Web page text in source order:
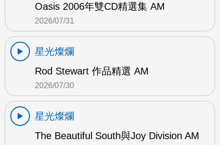
Oasis 2006年雙CD精選集 AM
2026/07/31
星光燦爛
Rod Stewart 作品精選 AM
2026/07/30
星光燦爛
The Beautiful South與Joy Division AM